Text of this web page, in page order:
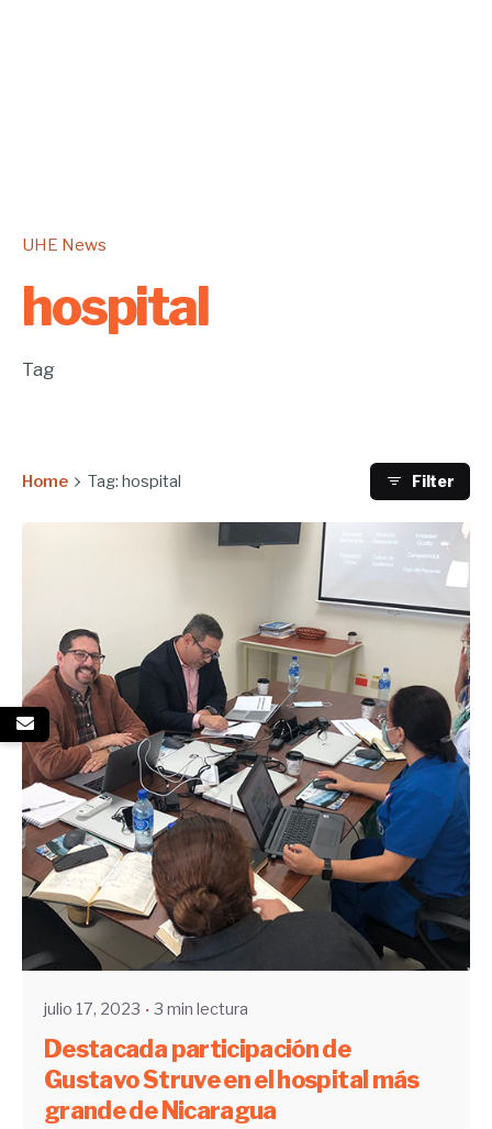
UHE News
hospital
Tag
Home Tag: hospital Filter
Enviado por
UHE
julio 17, 2023 3 min lectura
Destacada participación de
Gustavo Struve en el hospital más
grande de Nicaragua